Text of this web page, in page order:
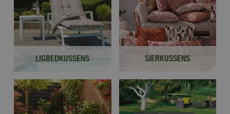
LIGBEDKUSSENS SIERKUSSENS